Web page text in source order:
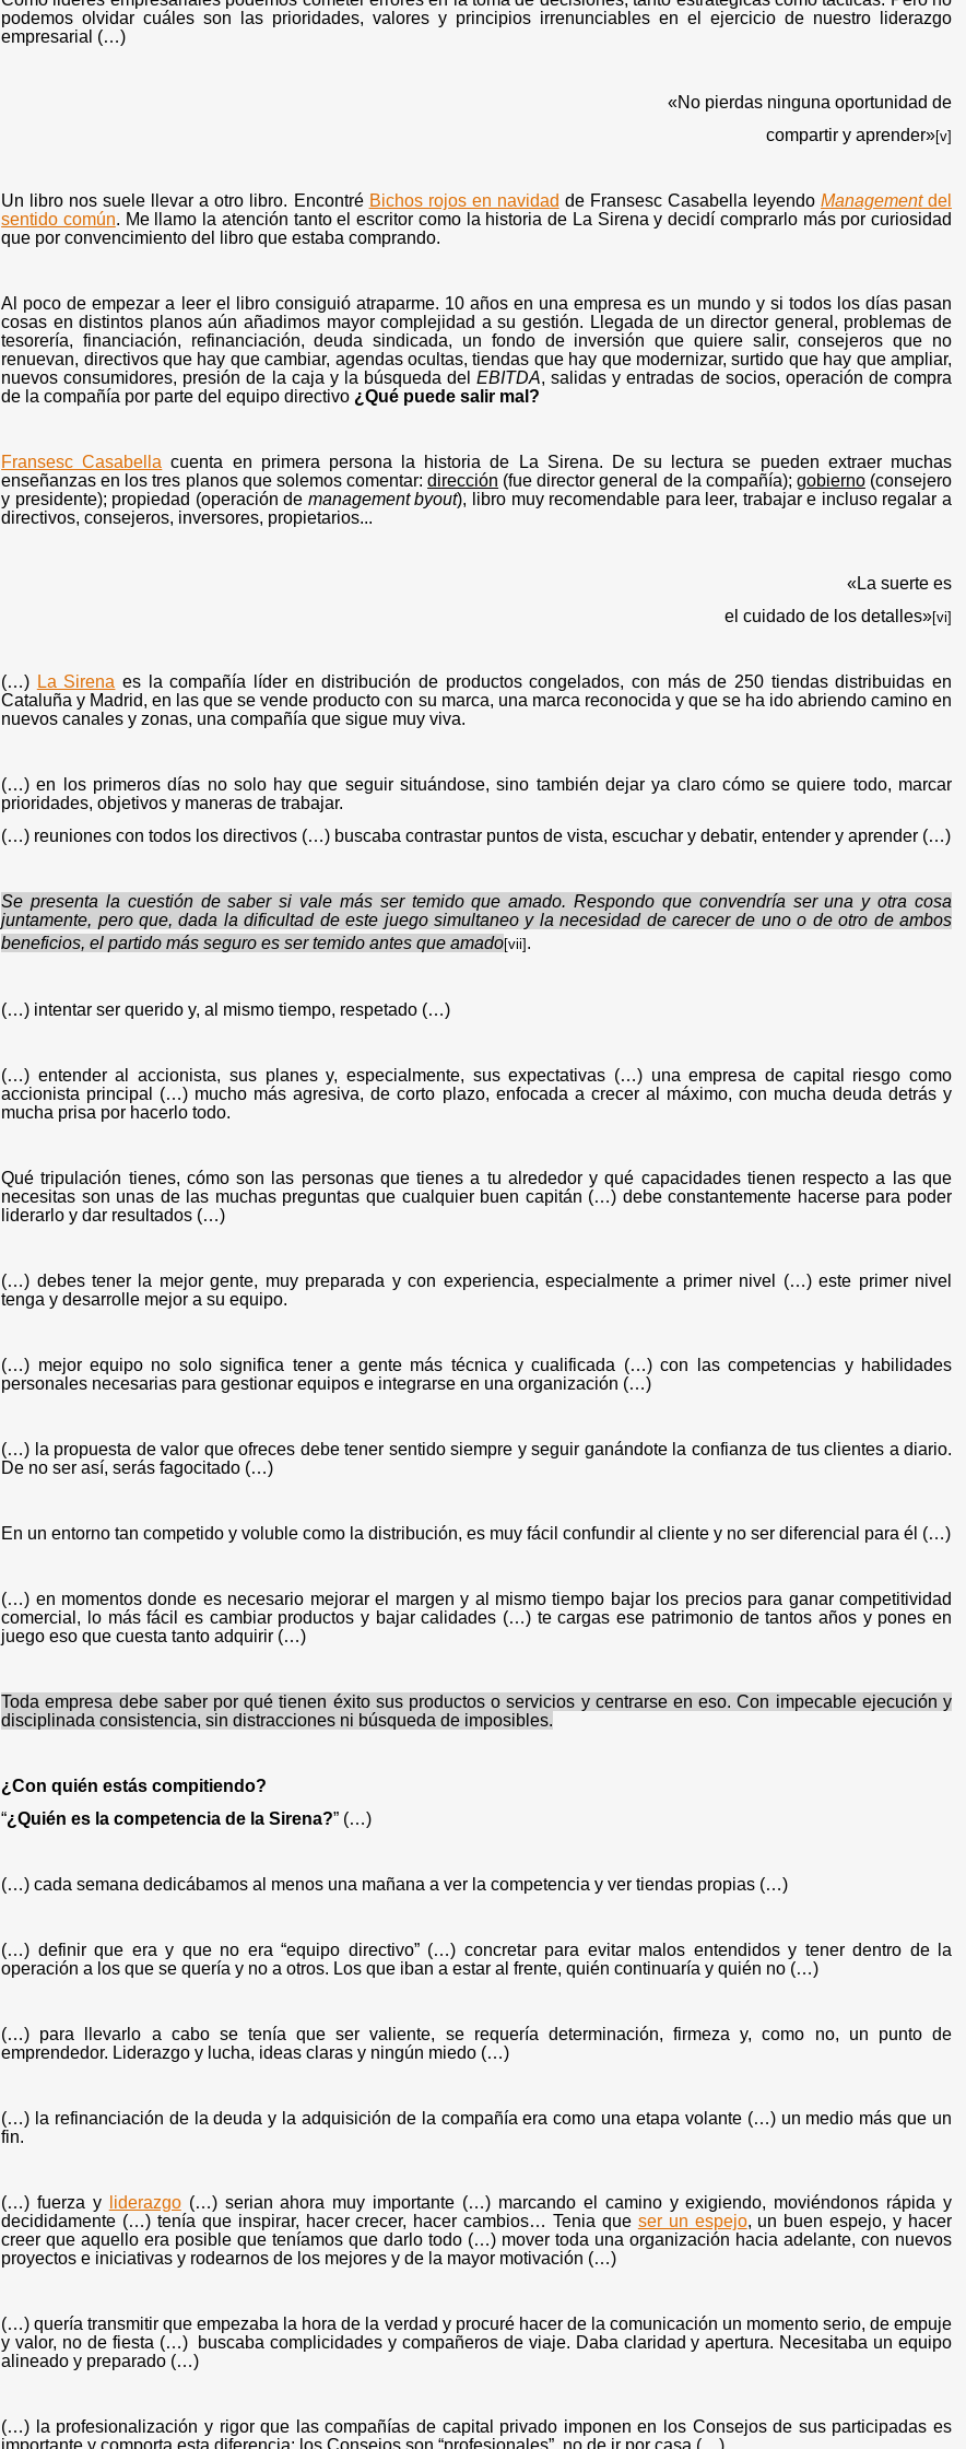
podemos olvidar cuáles son las prioridades, valores y principios irrenunciables en el ejercicio de nuestro liderazgo
empresarial (…)
«No pierdas ninguna oportunidad de
compartir y aprender»[v]
Un libro nos suele llevar a otro libro. Encontré Bichos rojos en navidad de Fransesc Casabella leyendo Managementdel
sentido común. Me llamo la atención tanto el escritor como la historia de La Sirena y decidí comprarlo más por curiosidad
que por convencimiento del libro que estaba comprando.
Al poco de empezar a leer el libro consiguió atraparme. 10 años en una empresa es un mundo y si todos los días pasan
cosas en distintos planos aún añadimos mayor complejidad a su gestión. Llegada de un director general, problemas de
tesorería, financiación, refinanciación, deuda sindicada, un fondo de inversión que quiere salir, consejeros que no
renuevan, directivos que hay que cambiar, agendas ocultas, tiendas que hay que modernizar, surtido que hay que ampliar,
nuevos consumidores, presión de la caja y la búsqueda delEBITDA, salidas y entradas de socios, operación de compra
de la compañía por parte del equipo directivo ¿Qué puede salir mal?
Fransesc Casabella cuenta en primera persona la historia de La Sirena. De su lectura se pueden extraer muchas
enseñanzas en los tres planos que solemos comentar:dirección (fue director general de la compañía); gobierno(consejero
y presidente); propiedad (operación de management byout), libro muy recomendable para leer, trabajar e incluso regalar a
directivos, consejeros, inversores, propietarios...
«La suerte es
el cuidado de los detalles»[vi]
(…) La Sirena es la compañía líder en distribución de productos congelados, con más de 250 tiendas distribuidas en
Cataluña y Madrid, en las que se vende producto con su marca, una marca reconocida y que se ha ido abriendo camino en
nuevos canales y zonas, una compañía que sigue muy viva.
(…) en los primeros días no solo hay que seguir situándose, sino también dejar ya claro cómo se quiere todo, marcar
prioridades, objetivos y maneras de trabajar.
(…) reuniones con todos los directivos (…) buscaba contrastar puntos de vista, escuchar y debatir, entender y aprender (…)
Se presenta la cuestión de saber si vale más ser temido que amado. Respondo que convendría ser una y otra cosa
juntamente, pero que, dada la dificultad de este juego simultaneo y la necesidad de carecer de uno o de otro de ambos
beneficios, el partido más seguro es ser temido antes que amado[vii] .
(…) intentar ser querido y, al mismo tiempo, respetado (…)
(…) entender al accionista, sus planes y, especialmente, sus expectativas (…) una empresa de capital riesgo como
accionista principal (…) mucho más agresiva, de corto plazo, enfocada a crecer al máximo, con mucha deuda detrás y
mucha prisa por hacerlo todo.
Qué tripulación tienes, cómo son las personas que tienes a tu alrededor y qué capacidades tienen respecto a las que
necesitas son unas de las muchas preguntas que cualquier buen capitán (…) debe constantemente hacerse para poder
liderarlo y dar resultados (…)
(…) debes tener la mejor gente, muy preparada y con experiencia, especialmente a primer nivel (…) este primer nivel
tenga y desarrolle mejor a su equipo.
(…) mejor equipo no solo significa tener a gente más técnica y cualificada (…) con las competencias y habilidades
personales necesarias para gestionar equipos e integrarse en una organización (…)
(…) la propuesta de valor que ofreces debe tener sentido siempre y seguir ganándote la confianza de tus clientes a diario.
De no ser así, serás fagocitado (…)
En un entorno tan competido y voluble como la distribución, es muy fácil confundir al cliente y no ser diferencial para él (…)
(…) en momentos donde es necesario mejorar el margen y al mismo tiempo bajar los precios para ganar competitividad
comercial, lo más fácil es cambiar productos y bajar calidades (…) te cargas ese patrimonio de tantos años y pones en
juego eso que cuesta tanto adquirir (…)
Toda empresa debe saber por qué tienen éxito sus productos o servicios y centrarse en eso. Con impecable ejecución y
disciplinada consistencia, sin distracciones ni búsqueda de imposibles.
¿Con quién estás compitiendo?
“¿Quién es la competencia de la Sirena?” (…)
(…) cada semana dedicábamos al menos una mañana a ver la competencia y ver tiendas propias (…)
(…) definir que era y que no era “equipo directivo” (…) concretar para evitar malos entendidos y tener dentro de la
operación a los que se quería y no a otros. Los que iban a estar al frente, quién continuaría y quién no (…)
(…) para llevarlo a cabo se tenía que ser valiente, se requería determinación, firmeza y, como no, un punto de
emprendedor. Liderazgo y lucha, ideas claras y ningún miedo (…)
(…) la refinanciación de la deuda y la adquisición de la compañía era como una etapa volante (…) un medio más que un
fin.
(…) fuerza y liderazgo(…) serian ahora muy importante (…) marcando el camino y exigiendo, moviéndonos rápida y
decididamente (…) tenía que inspirar, hacer crecer, hacer cambios… Tenia que ser un espejo, un buen espejo, y hacer
creer que aquello era posible que teníamos que darlo todo (…) mover toda una organización hacia adelante, con nuevos
proyectos e iniciativas y rodearnos de los mejores y de la mayor motivación (…)
(…) quería transmitir que empezaba la hora de la verdad y procuré hacer de la comunicación un momento serio, de empuje
y valor, no de fiesta (…) buscaba complicidades y compañeros de viaje. Daba claridad y apertura. Necesitaba un equipo
alineado y preparado (…)
(…) la profesionalización y rigor que las compañías de capital privado imponen en los Consejos de sus participadas es
importante y comporta esta diferencia: los Consejos son “profesionales”, no de ir por casa (…)